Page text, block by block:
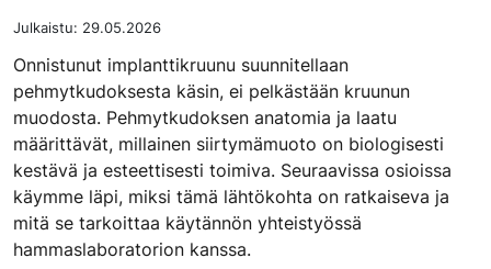
Julkaistu: 29.05.2026
Onnistunut implanttikruunu suunnitellaan
pehmytkudoksesta käsin, ei pelkästään kruunun
muodosta. Pehmytkudoksen anatomia ja laatu
määrittävät, millainen siirtymämuoto on biologisesti
kestävä ja esteettisesti toimiva. Seuraavissa osioissa
käymme läpi, miksi tämä lähtökohta on ratkaiseva ja
mitä se tarkoittaa käytännön yhteistyössä
hammaslaboratorion kanssa.